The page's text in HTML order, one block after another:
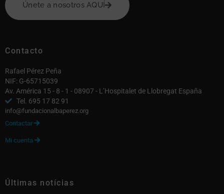
Únete a nosotros AQUÍ
Contacto
Rafael Pérez Peña
NIF: G-65715039
Av. América 15 - 8 - 1 - 08907 - L’Hospitalet de Llobregat España
Tel. 695 17 82 91
info@fundacionalbaperez.org
Contactar 
Mi cuenta 
Últimas notícias